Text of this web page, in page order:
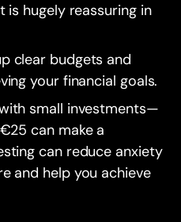
is hugely reassuring in
clear budgets and
your financial goals.
small investments—
can make a
can reduce anxiety
and help you achieve